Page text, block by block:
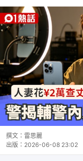
撰文： 雷思麗
出版： 2026-06-08 23:02